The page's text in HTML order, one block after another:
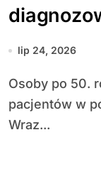
50. roku
lip 24, 2026
Osoby po 50. roku życia stanowią istotną grupę
pacjentów w
Wraz...